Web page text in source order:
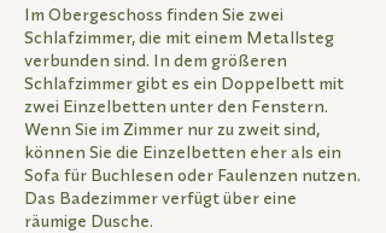
Im Obergeschoss finden Sie zwei
Schlafzimmer, die mit einem Metallsteg
verbunden sind. In dem größeren
Schlafzimmer gibt es ein Doppelbett mit
zwei Einzelbetten unter den Fenstern.
Wenn Sie im Zimmer nur zu zweit sind,
können Sie die Einzelbetten eher als ein
Sofa für Buchlesen oder Faulenzen nutzen.
Das Badezimmer verfügt über eine
räumige Dusche.